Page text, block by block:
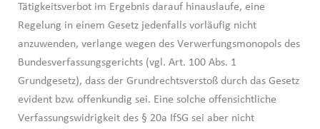
Tätigkeitsverbot im Ergebnis darauf hinauslaufe, eine
Regelung in einem Gesetz jedenfalls vorläufig nicht
anzuwenden, verlange wegen des Verwerfungsmonopols des
Bundesverfassungsgerichts (vgl. Art. 100 Abs. 1
Grundgesetz), dass der Grundrechtsverstoß durch das Gesetz
evident bzw. offenkundig sei. Eine solche offensichtliche
Verfassungswidrigkeit des § 20a IfSG sei aber nicht